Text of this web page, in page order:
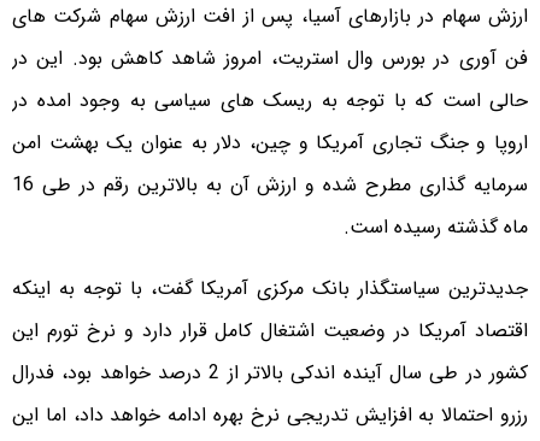
ارزش سهام در بازارهای آسیا، پس از افت ارزش سهام شرکت های
فن آوری در بورس وال استریت، امروز شاهد کاهش بود. این در
حالی است که با توجه به ریسک های سیاسی به وجود امده در
اروپا و جنگ تجاری آمریکا و چین، دلار به عنوان یک بهشت امن
سرمایه گذاری مطرح شده و ارزش آن به بالاترین رقم در طی 16
ماه گذشته رسیده است.
جدیدترین سیاستگذار بانک مرکزی آمریکا گفت، با توجه به اینکه
اقتصاد آمریکا در وضعیت اشتغال کامل قرار دارد و نرخ تورم این
کشور در طی سال آینده اندکی بالاتر از 2 درصد خواهد بود، فدرال
رزرو احتمالا به افزایش تدریجی نرخ بهره ادامه خواهد داد، اما این